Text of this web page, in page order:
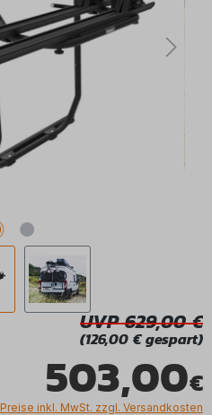
503,00
UVP 629,00
(126,00 € gespart)
Preise inkl. MwSt. zzgl. Versandkosten